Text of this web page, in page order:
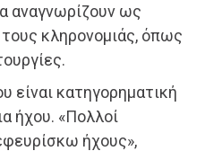
αναγνωρίζουν ως
κληρονομιάς, όπως
είναι κατηγορηματική
ήχου. «Πολλοί
ήχους»,